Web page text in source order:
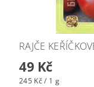
RAJČE
49 Kč
245 Kč / 1 g